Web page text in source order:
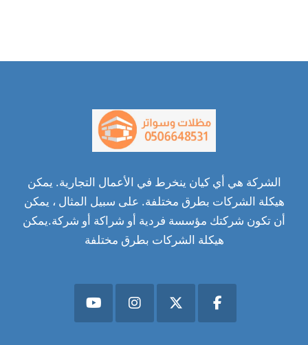
الشركة هي أي كيان ينخرط في الأعمال التجارية. يمكن
هيكلة الشركات بطرق مختلفة. على سبيل المثال ، يمكن
أن تكون شركتك مؤسسة فردية أو شراكة أو شركة.يمكن
هيكلة الشركات بطرق مختلفة